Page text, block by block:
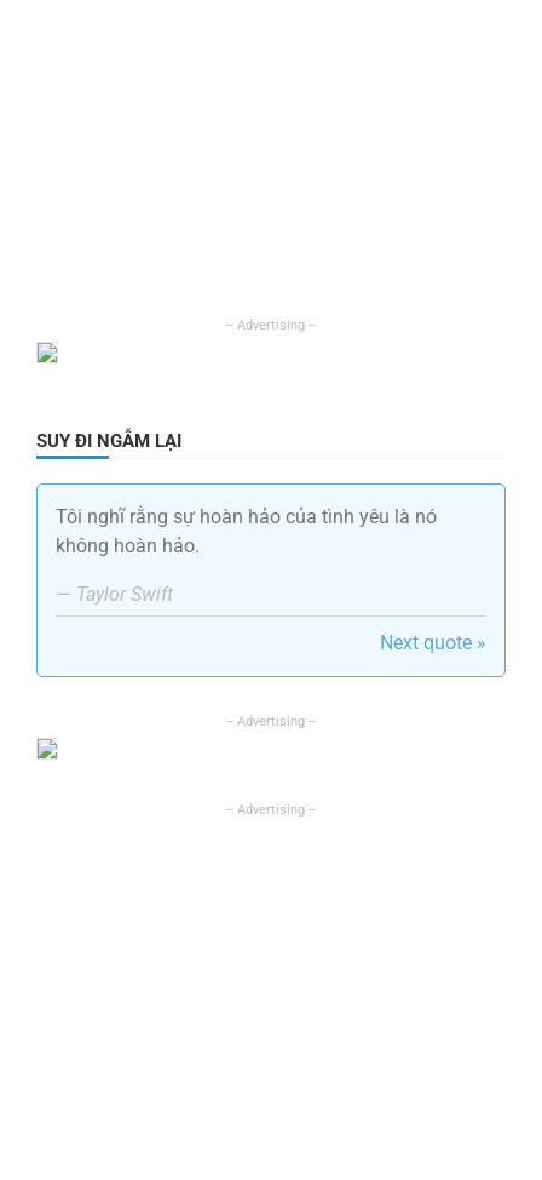
SUY ĐI NGẪM LẠI
Tôi nghĩ rằng sự hoàn hảo của tình yêu là nó
không hoàn hảo.
— Taylor Swift
Next quote »